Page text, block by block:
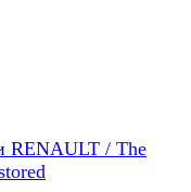
RENAULT / The